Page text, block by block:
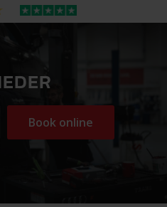
Book online